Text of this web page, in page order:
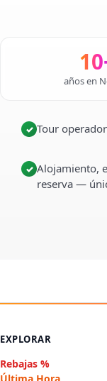
años en
✓ Tour
✓ Alojamiento,
reserva —
EXPLORAR
Rebajas %